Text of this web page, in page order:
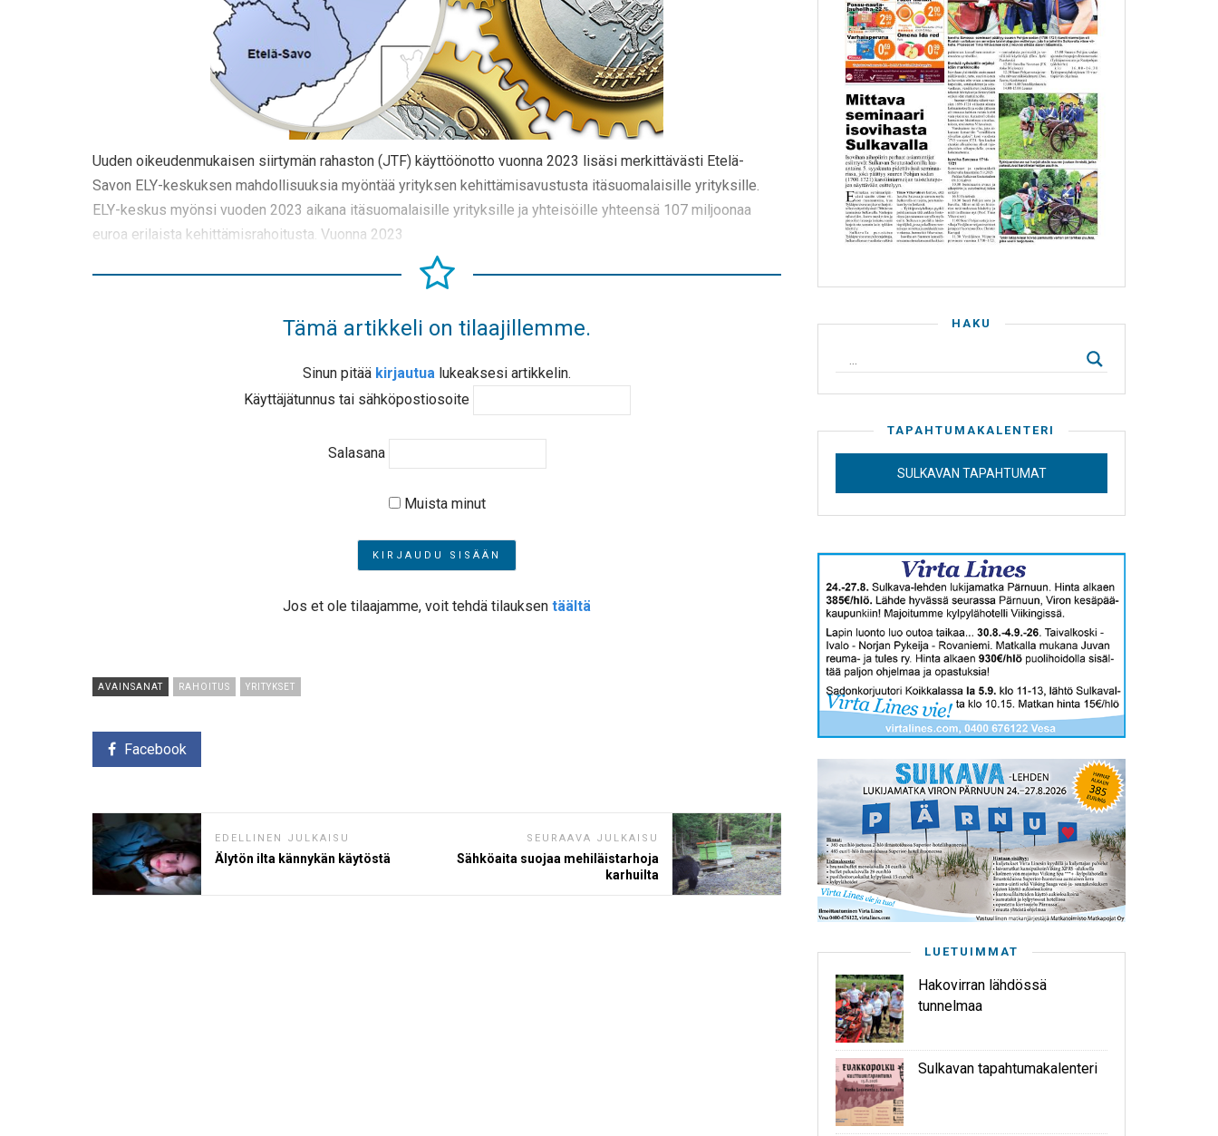
Uuden oikeudenmukaisen siirtymän rahaston (JTF) käyttöönotto vuonna 2023 lisäsi merkittävästi Etelä-
Savon ELY-keskuksen mahdollisuuksia myöntää yrityksen kehittämisavustusta itäsuomalaisille yrityksille.
ELY-keskus myönsi vuoden 2023 aikana itäsuomalaisille yrityksille ja yhteisöille yhteensä 107 miljoonaa
euroa erilaista kehittämisrahoitusta. Vuonna 2023
Tämä artikkeli on tilaajillemme.
Sinun pitää kirjautua lukeaksesi artikkelin.
Käyttäjätunnus tai sähköpostiosoite
Salasana
Muista minut
Jos et ole tilaajamme, voit tehdä tilauksen täältä
AVAINSANAT RAHOITUS YRITYKSET
Facebook
EDELLINEN JULKAISU
Älytön ilta kännykän käytöstä
SEURAAVA JULKAISU
Sähköaita suojaa mehiläistarhoja
karhuilta
HAKU
TAPAHTUMAKALENTERI
SULKAVAN TAPAHTUMAT
LUETUIMMAT
Hakovirran lähdössä
tunnelmaa
Sulkavan tapahtumakalenteri